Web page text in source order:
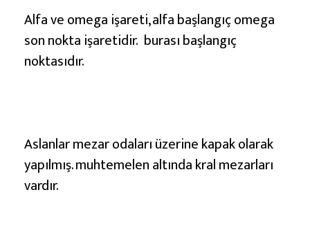
t
l
e
2
Alfa ve omega işareti, alfa başlangıç omega
son nokta işaretidir. burası başlangıç
noktasıdır.
Aslanlar mezar odaları üzerine kapak olarak
yapılmış. muhtemelen altında kral mezarları
vardır.